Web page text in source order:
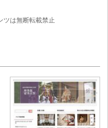
ツは無断転載禁止